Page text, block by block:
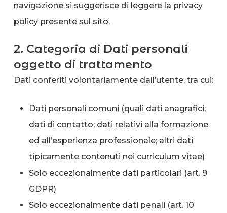
navigazione si suggerisce di leggere la privacy
policy presente sul sito.
2. Categoria di Dati personali
oggetto di trattamento
Dati conferiti volontariamente dall’utente, tra cui:
Dati personali comuni (quali dati anagrafici;
dati di contatto; dati relativi alla formazione
ed all’esperienza professionale; altri dati
tipicamente contenuti nei curriculum vitae)
Solo eccezionalmente dati particolari (art. 9
GDPR)
Solo eccezionalmente dati penali (art. 10